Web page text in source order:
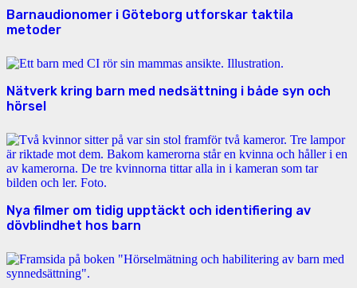
Barnaudionomer i Göteborg utforskar taktila
metoder
Nätverk kring barn med nedsättning i både syn och
hörsel
Nya filmer om tidig upptäckt och identifiering av
dövblindhet hos barn